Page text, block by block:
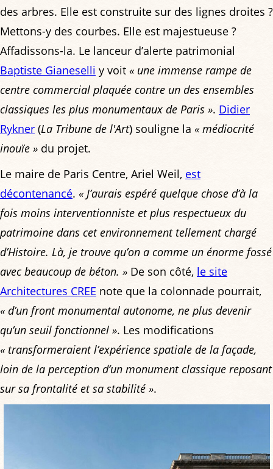
des arbres. Elle est construite sur des lignes droites ?
Mettons-y des courbes. Elle est majestueuse ?
Affadissons-la. Le lanceur d’alerte patrimonial
Baptiste Gianeselli y voit « une immense rampe de
centre commercial plaquée contre un des ensembles
classiques les plus monumentaux de Paris ». Didier
Rykner (La Tribune de l'Art) souligne la « médiocrité
inouïe » du projet.
Le maire de Paris Centre, Ariel Weil, est
décontenancé. « J’aurais espéré quelque chose d’à la
fois moins interventionniste et plus respectueux du
patrimoine dans cet environnement tellement chargé
d’Histoire. Là, je trouve qu’on a comme un énorme fossé
avec beaucoup de béton. » De son côté, le site
Architectures CREE note que la colonnade pourrait,
« d’un front monumental autonome, ne plus devenir
qu’un seuil fonctionnel ». Les modifications
« transformeraient l’expérience spatiale de la façade,
loin de la perception d’un monument classique reposant
sur sa frontalité et sa stabilité ».